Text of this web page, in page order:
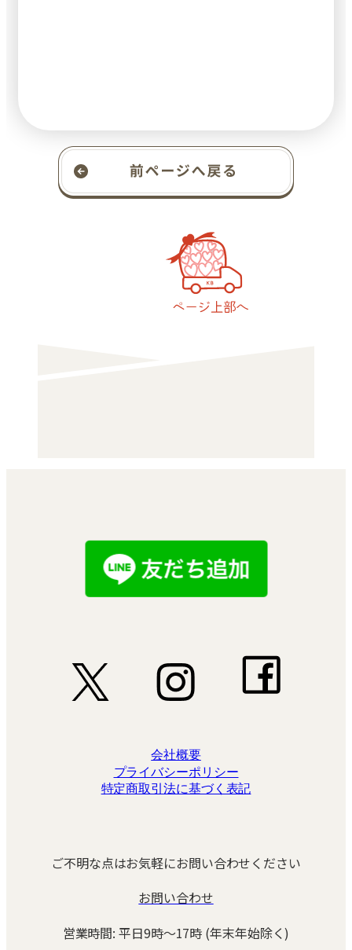
会社概要
プライバシーポリシー
特定商取引法に基づく表記
ご不明な点はお気軽にお問い合わせください
お問い合わせ
営業時間: 平日9時～17時 (年末年始除く)